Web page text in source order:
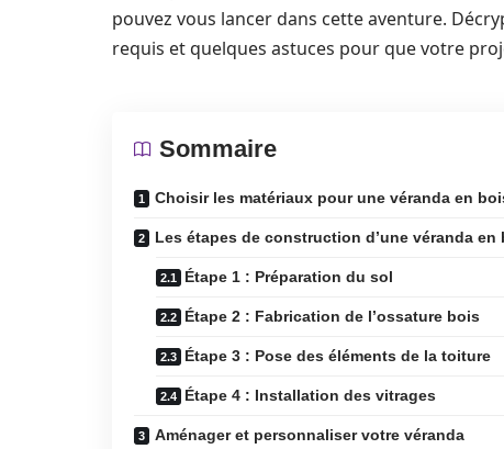
pouvez vous lancer dans cette aventure.
requis et quelques astuces pour que votre
Sommaire
Choisir les matériaux pour une véranda en
Les étapes de construction d’une véranda en
Étape 1 : Préparation du sol
Étape 2 : Fabrication de l’ossature bois
Étape 3 : Pose des éléments de la toiture
Étape 4 : Installation des vitrages
Aménager et personnaliser votre véranda